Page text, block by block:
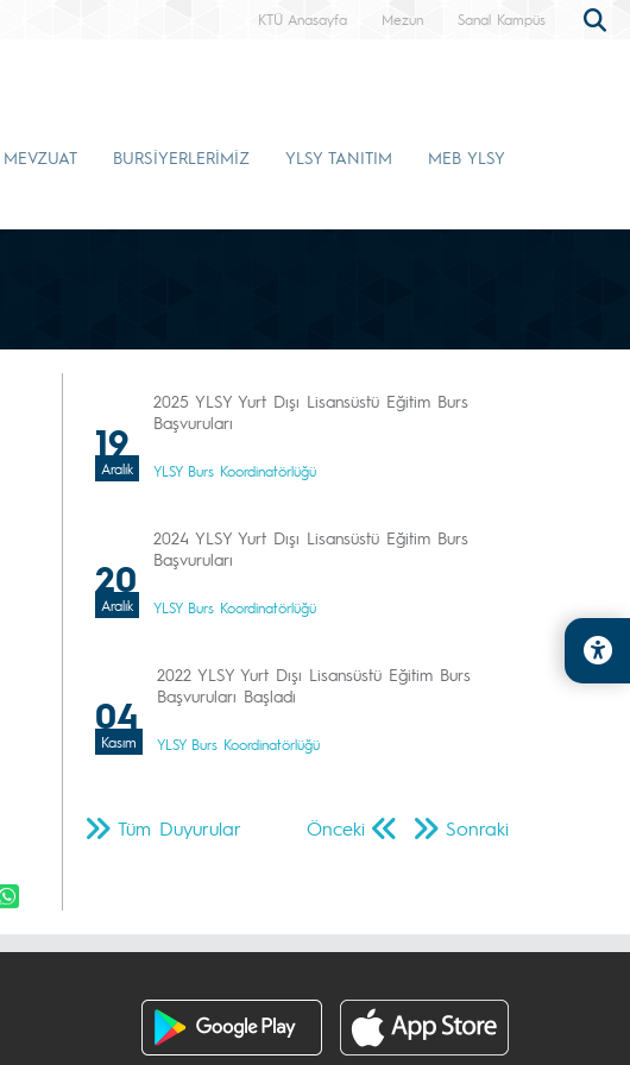
KTÜ Anasayfa Mezun Sanal Kampüs
MEVZUAT BURSİYERLERİMİZ YLSY TANITIM MEB YLSY
19
Aralık
2025 YLSY Yurt Dışı Lisansüstü Eğitim Burs
Başvuruları
YLSY Burs Koordinatörlüğü
20
Aralık
2024 YLSY Yurt Dışı Lisansüstü Eğitim Burs
Başvuruları
YLSY Burs Koordinatörlüğü
04
Kasım
2022 YLSY Yurt Dışı Lisansüstü Eğitim Burs
Başvuruları Başladı
YLSY Burs Koordinatörlüğü
Önceki Sonraki
Tüm Duyurular